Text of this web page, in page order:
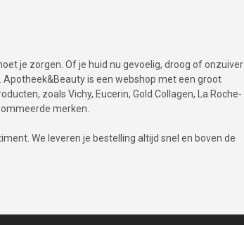
je zorgen. Of je huid nu gevoelig, droog of onzuiver
is een webshop met een groot
zoals Vichy, Eucerin, Gold Collagen, La Roche-
merken.
We leveren je bestelling altijd snel en boven de